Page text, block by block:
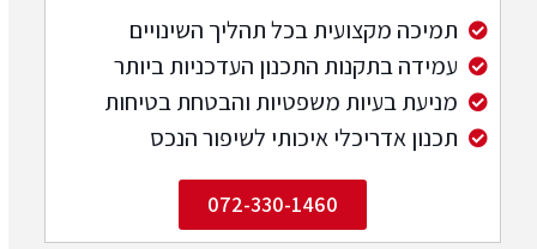
תמיכה מקצועית בכל תהליך השינויים
עמידה בתקנות התכנון העדכניות ביותר
מניעת בעיות משפטיות והבטחת בטיחות
תכנון אדריכלי איכותי לשיפור הנכס
072-330-1460